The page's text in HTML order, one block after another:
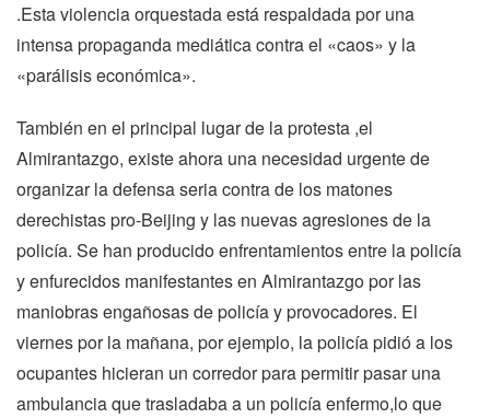
.Esta violencia orquestada está respaldada por una
intensa propaganda mediática contra el «caos» y la
«parálisis económica».
También en el principal lugar de la protesta ,el
Almirantazgo, existe ahora una necesidad urgente de
organizar la defensa seria contra de los matones
derechistas pro-Beijing y las nuevas agresiones de la
policía. Se han producido enfrentamientos entre la policía
y enfurecidos manifestantes en Almirantazgo por las
maniobras engañosas de policía y provocadores. El
viernes por la mañana, por ejemplo, la policía pidió a los
ocupantes hicieran un corredor para permitir pasar una
ambulancia que trasladaba a un policía enfermo,lo que